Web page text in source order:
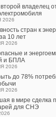
владелец
стран к
10 лет
2026
и
и БПЛА
2026
до 78%
2026
в мире сделка
для СНЭ